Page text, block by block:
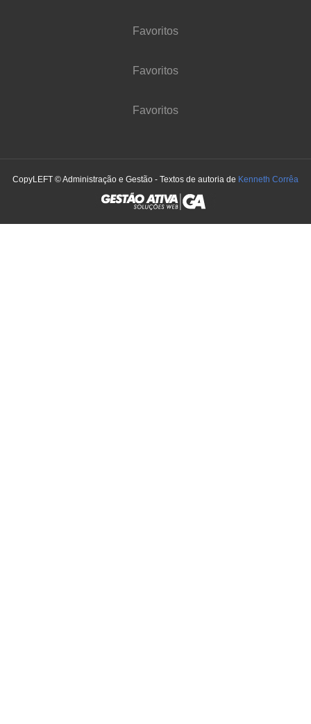
Favoritos
Favoritos
Favoritos
CopyLEFT © Administração e Gestão - Textos de autoria de Kenneth Corrêa